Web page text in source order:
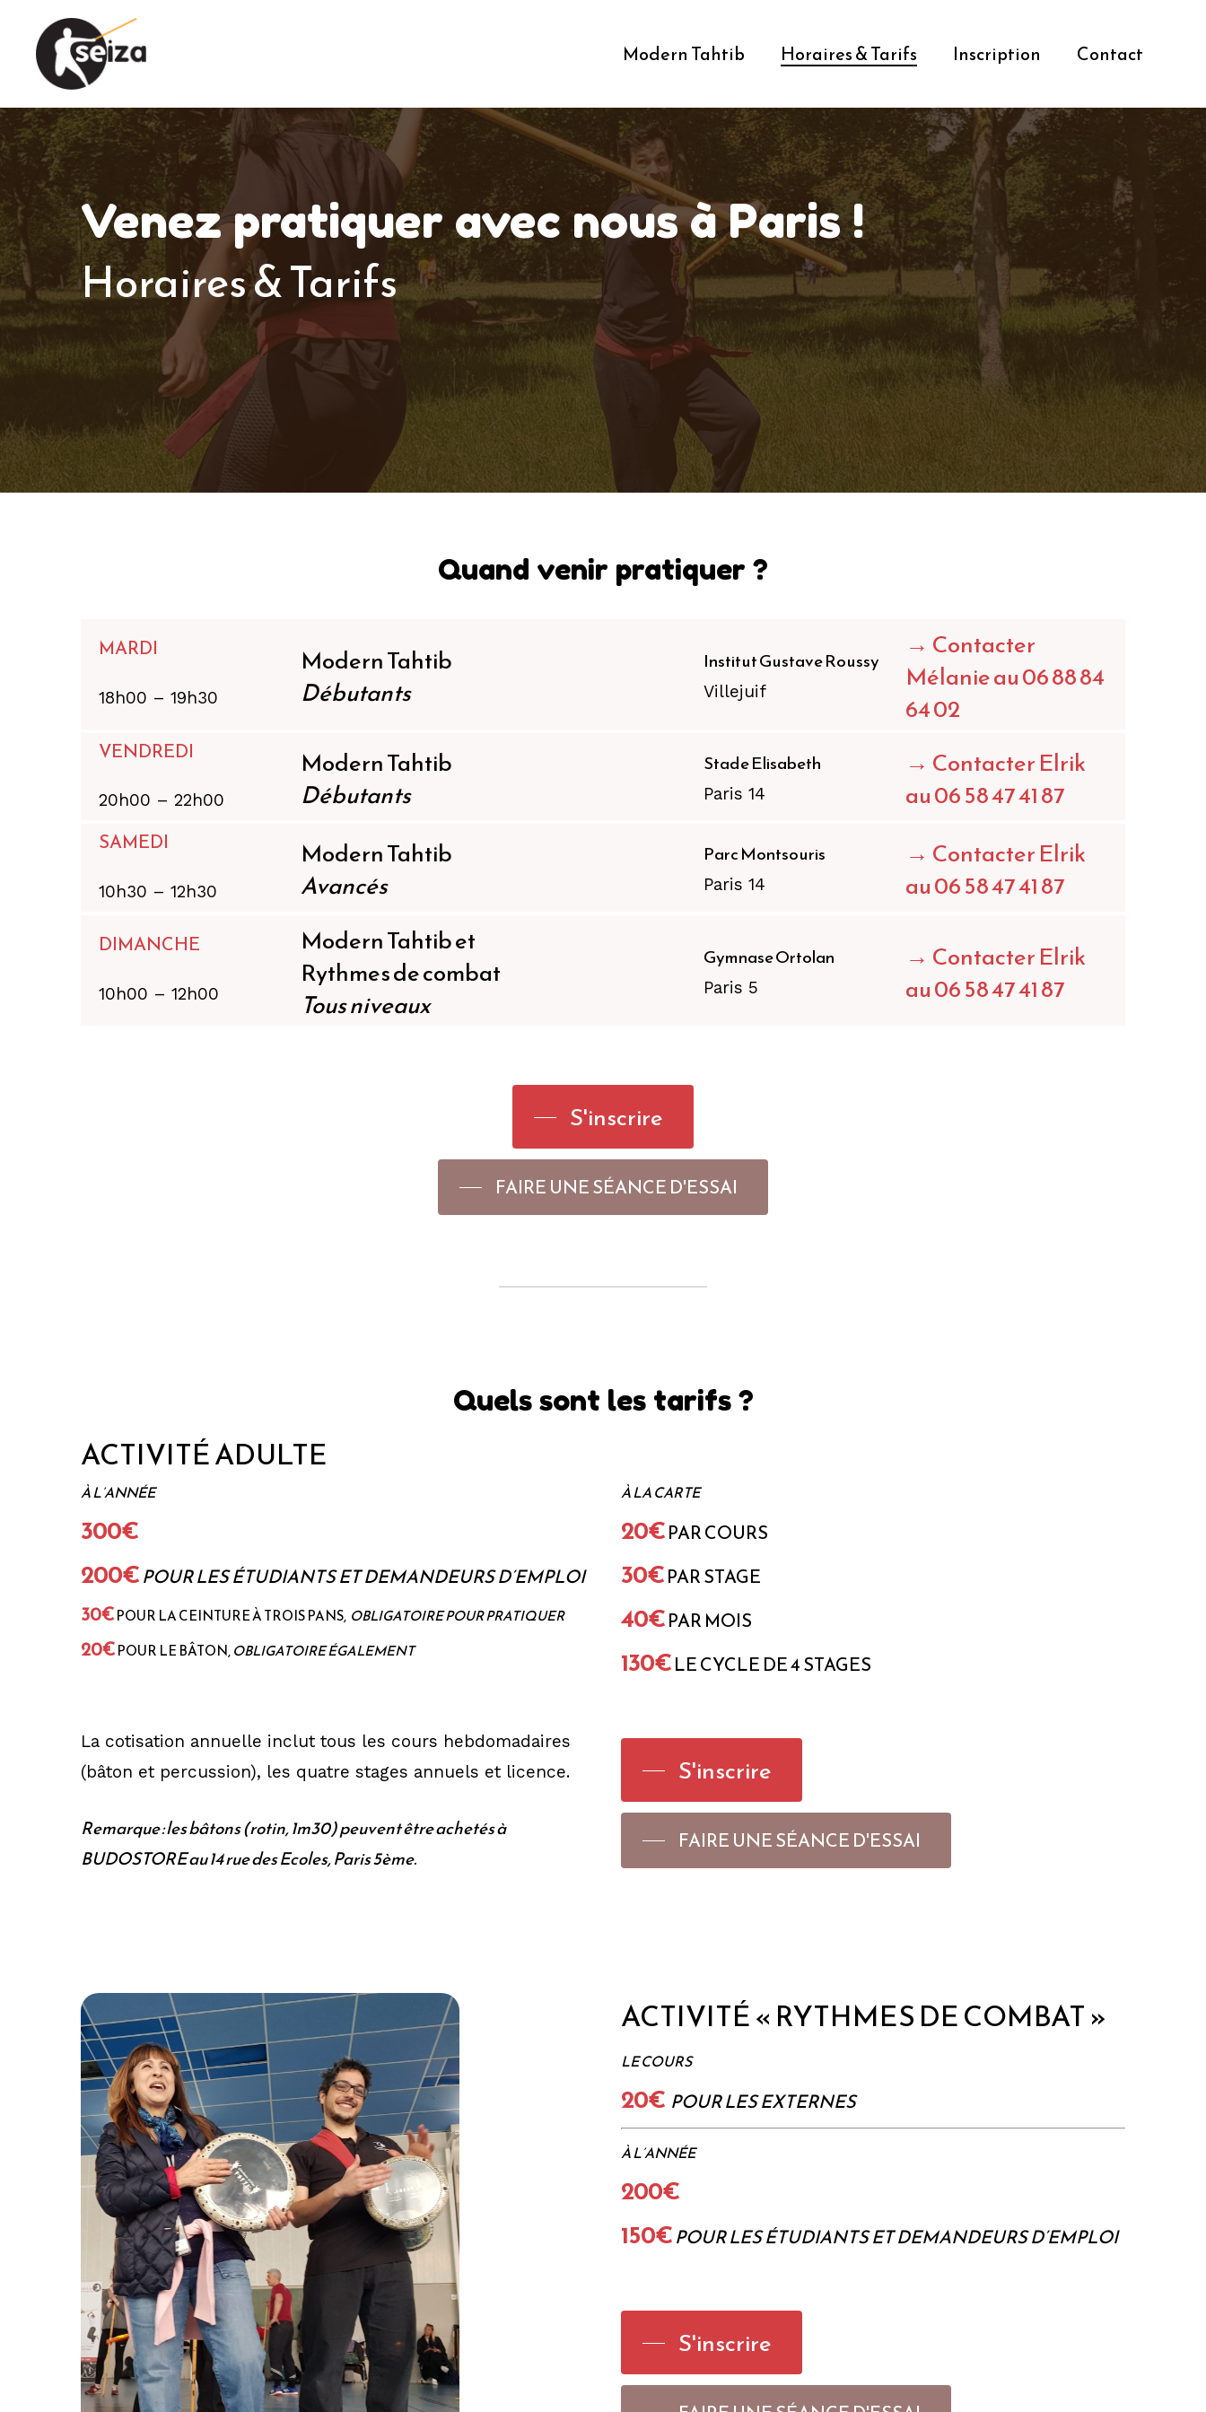
Modern Tahtib Horaires & Tarifs Inscription Contact
Venez pratiquer avec nous à Paris !
Horaires & Tarifs
Quand venir pratiquer ?
MARDI
18h00 – 19h30
Modern Tahtib
Débutants
Institut Gustave Roussy
Villejuif
→ Contacter
Mélanie au 06 88 84
64 02
VENDREDI
20h00 – 22h00
Modern Tahtib
Débutants
Stade Elisabeth
Paris 14
→ Contacter Elrik
au 06 58 47 41 87
SAMEDI
10h30 – 12h30
Modern Tahtib
Avancés
Parc Montsouris
Paris 14
→ Contacter Elrik
au 06 58 47 41 87
DIMANCHE
10h00 – 12h00
Modern Tahtib et
Rythmes de combat
Tous niveaux
Gymnase Ortolan
Paris 5
→ Contacter Elrik
au 06 58 47 41 87
S'inscrire
FAIRE UNE SÉANCE D'ESSAI
Quels sont les tarifs ?
ACTIVITÉ ADULTE
À L’ANNÉE
300€
200€POUR LES ÉTUDIANTS ET DEMANDEURS D’EMPLOI
30€POUR LA CEINTURE À TROIS PANS, OBLIGATOIRE POUR PRATIQUER
20€POUR LE BÂTON,OBLIGATOIRE ÉGALEMENT
La cotisation annuelle inclut tous les cours hebdomadaires
(bâton et percussion), les quatre stages annuels et licence.
Remarque: les bâtons (rotin, 1m30) peuvent être achetés à
BUDOSTORE au 14 rue des Ecoles, Paris 5ème.
À LA CARTE
20€PAR COURS
30€PAR STAGE
40€PAR MOIS
130€LE CYCLE DE 4 STAGES
S'inscrire
FAIRE UNE SÉANCE D'ESSAI
ACTIVITÉ « RYTHMES DE COMBAT »
LE COURS
20€ POUR LES EXTERNES
À L’ANNÉE
200€
150€POUR LES ÉTUDIANTS ET DEMANDEURS D’EMPLOI
S'inscrire